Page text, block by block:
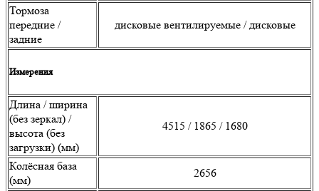
Тормоза
передние /
задние
дисковые вентилируемые / дисковые
Измерения
Длина / ширина
(без зеркал) /
высота (без
загрузки) (мм)
4515 / 1865 / 1680
Колёсная база
(мм)
2656